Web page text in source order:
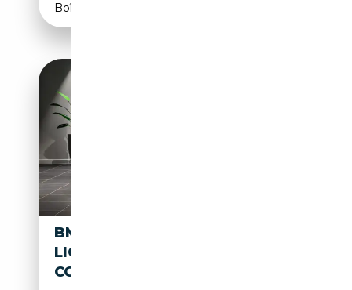
Boîte automatique
BMW M850 M850I LASER
LIGHTS | H & K | GESTURE
CONTROL | ZET